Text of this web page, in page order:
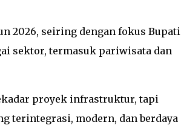
2026, seiring dengan fokus Bupati
sektor, termasuk pariwisata dan
proyek infrastruktur, tapi
terintegrasi, modern, dan berdaya